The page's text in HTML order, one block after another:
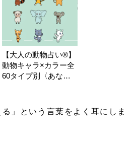
【大人の動物占い®】
動物キャラ×カラー全
60タイプ別〈あなた
」という言葉をよく耳にしま